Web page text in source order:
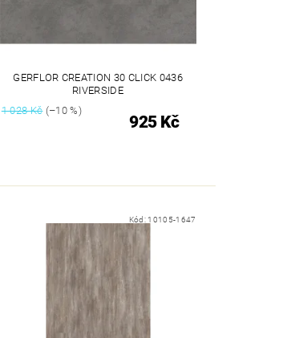
GERFLOR CREATION 30 CLICK 0436
RIVERSIDE
1 028 Kč(–10 %)
925 Kč
Kód: 10105-1647